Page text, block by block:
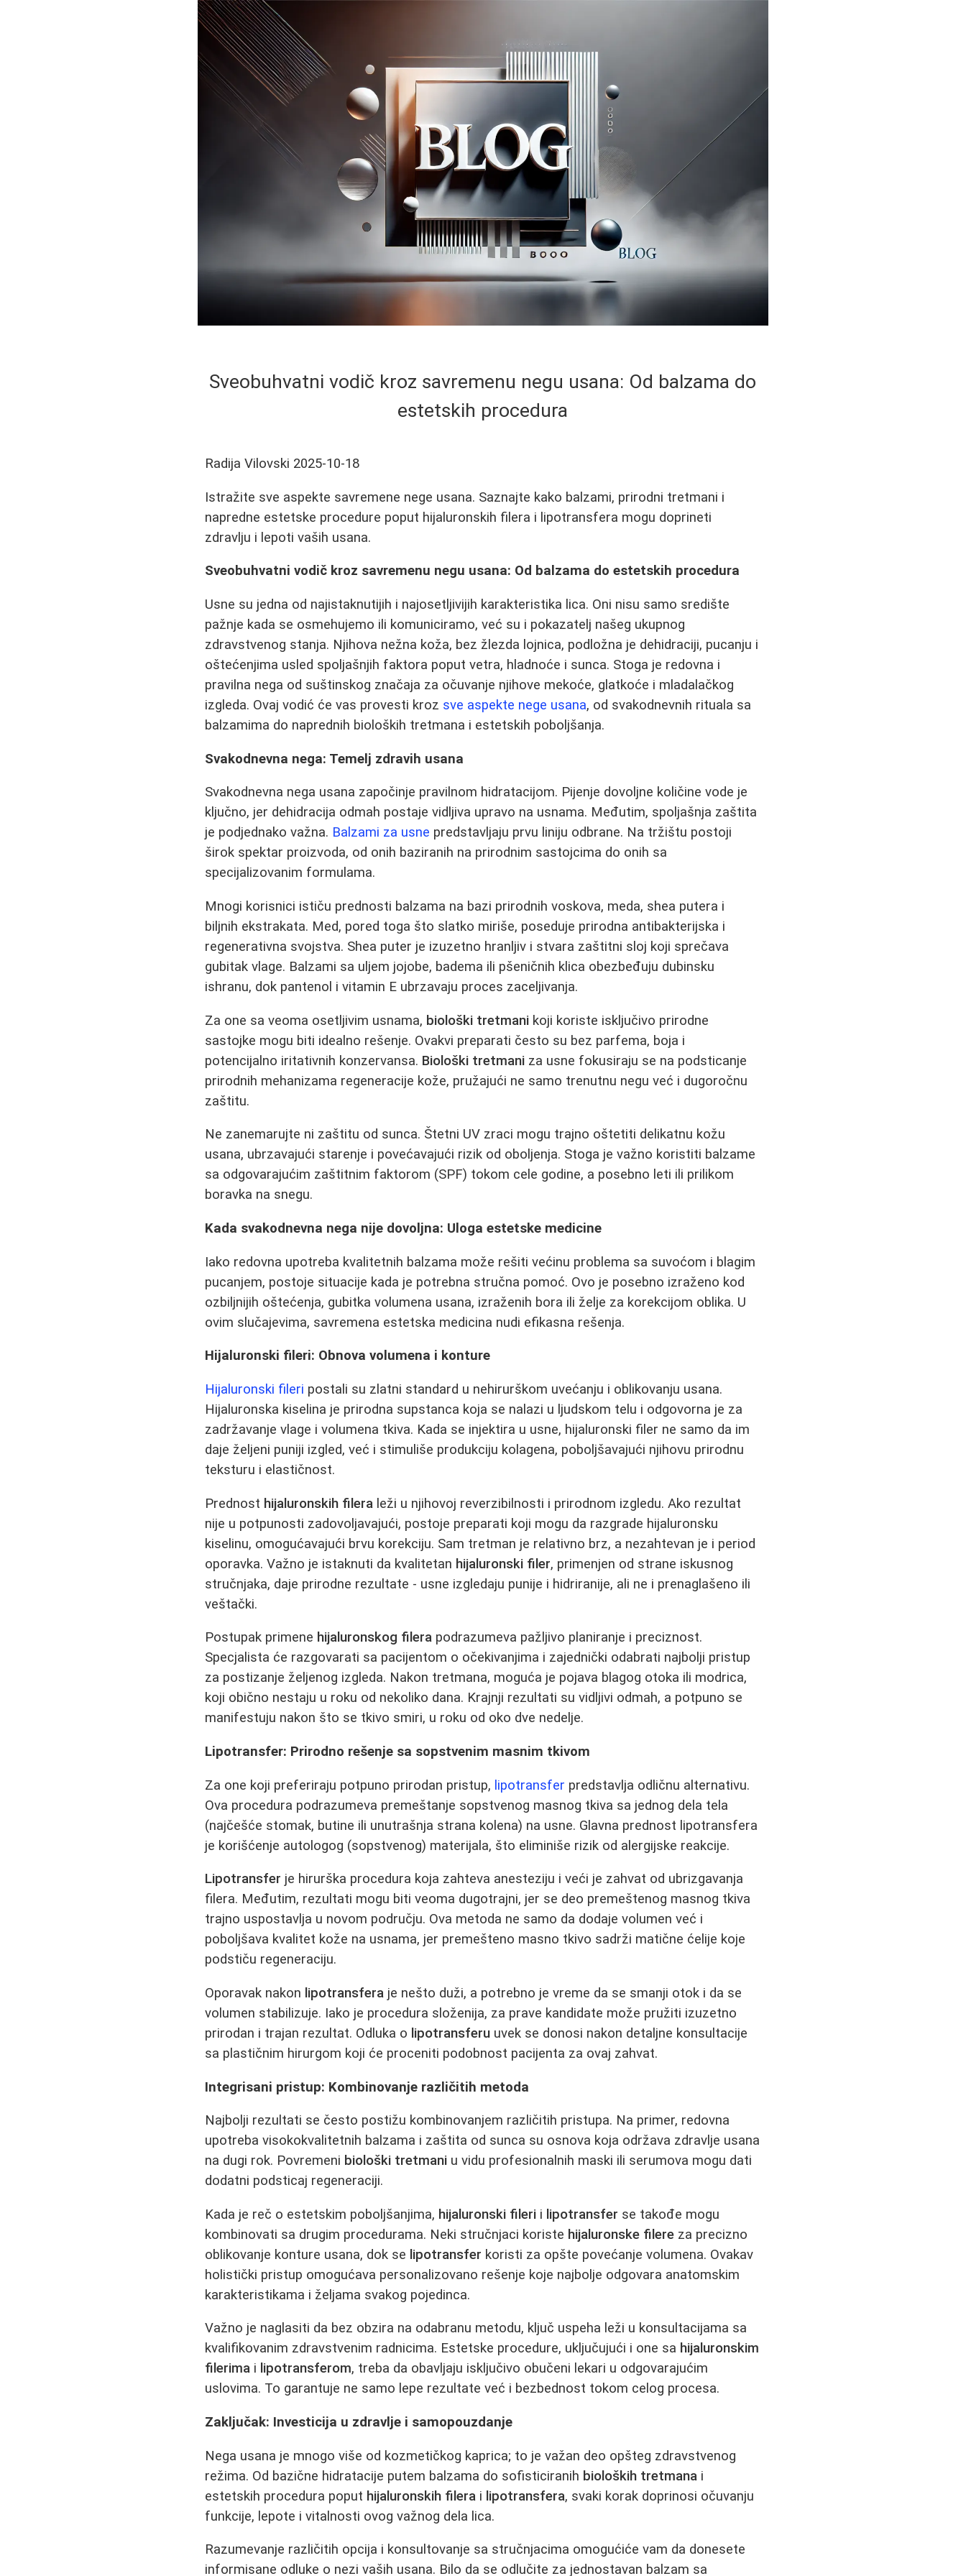
Sveobuhvatni vodič kroz savremenu negu usana: Od balzama do
estetskih procedura
Radija Vilovski 2025-10-18
Istražite sve aspekte savremene nege usana. Saznajte kako balzami, prirodni tretmani i
napredne estetske procedure poput hijaluronskih filera i lipotransfera mogu doprineti
zdravlju i lepoti vaših usana.
Sveobuhvatni vodič kroz savremenu negu usana: Od balzama do estetskih procedura
Usne su jedna od najistaknutijih i najosetljivijih karakteristika lica. Oni nisu samo središte
pažnje kada se osmehujemo ili komuniciramo, već su i pokazatelj našeg ukupnog
zdravstvenog stanja. Njihova nežna koža, bez žlezda lojnica, podložna je dehidraciji, pucanju i
oštećenjima usled spoljašnjih faktora poput vetra, hladnoće i sunca. Stoga je redovna i
pravilna nega od suštinskog značaja za očuvanje njihove mekoće, glatkoće i mladalačkog
izgleda. Ovaj vodić će vas provesti kroz sve aspekte nege usana, od svakodnevnih rituala sa
balzamima do naprednih bioloških tretmana i estetskih poboljšanja.
Svakodnevna nega: Temelj zdravih usana
Svakodnevna nega usana započinje pravilnom hidratacijom. Pijenje dovoljne količine vode je
ključno, jer dehidracija odmah postaje vidljiva upravo na usnama. Međutim, spoljašnja zaštita
je podjednako važna. Balzami za usne predstavljaju prvu liniju odbrane. Na tržištu postoji
širok spektar proizvoda, od onih baziranih na prirodnim sastojcima do onih sa
specijalizovanim formulama.
Mnogi korisnici ističu prednosti balzama na bazi prirodnih voskova, meda, shea putera i
biljnih ekstrakata. Med, pored toga što slatko miriše, poseduje prirodna antibakterijska i
regenerativna svojstva. Shea puter je izuzetno hranljiv i stvara zaštitni sloj koji sprečava
gubitak vlage. Balzami sa uljem jojobe, badema ili pšeničnih klica obezbeđuju dubinsku
ishranu, dok pantenol i vitamin E ubrzavaju proces zaceljivanja.
Za one sa veoma osetljivim usnama, biološki tretmani koji koriste isključivo prirodne
sastojke mogu biti idealno rešenje. Ovakvi preparati često su bez parfema, boja i
potencijalno iritativnih konzervansa. Biološki tretmani za usne fokusiraju se na podsticanje
prirodnih mehanizama regeneracije kože, pružajući ne samo trenutnu negu već i dugoročnu
zaštitu.
Ne zanemarujte ni zaštitu od sunca. Štetni UV zraci mogu trajno oštetiti delikatnu kožu
usana, ubrzavajući starenje i povećavajući rizik od oboljenja. Stoga je važno koristiti balzame
sa odgovarajućim zaštitnim faktorom (SPF) tokom cele godine, a posebno leti ili prilikom
boravka na snegu.
Kada svakodnevna nega nije dovoljna: Uloga estetske medicine
Iako redovna upotreba kvalitetnih balzama može rešiti većinu problema sa suvoćom i blagim
pucanjem, postoje situacije kada je potrebna stručna pomoć. Ovo je posebno izraženo kod
ozbiljnijih oštećenja, gubitka volumena usana, izraženih bora ili želje za korekcijom oblika. U
ovim slučajevima, savremena estetska medicina nudi efikasna rešenja.
Hijaluronski fileri: Obnova volumena i konture
Hijaluronski fileri postali su zlatni standard u nehirurškom uvećanju i oblikovanju usana.
Hijaluronska kiselina je prirodna supstanca koja se nalazi u ljudskom telu i odgovorna je za
zadržavanje vlage i volumena tkiva. Kada se injektira u usne, hijaluronski filer ne samo da im
daje željeni puniji izgled, već i stimuliše produkciju kolagena, poboljšavajući njihovu prirodnu
teksturu i elastičnost.
Prednost hijaluronskih filera leži u njihovoj reverzibilnosti i prirodnom izgledu. Ako rezultat
nije u potpunosti zadovoljavajući, postoje preparati koji mogu da razgrade hijaluronsku
kiselinu, omogućavajući brvu korekciju. Sam tretman je relativno brz, a nezahtevan je i period
oporavka. Važno je istaknuti da kvalitetan hijaluronski filer, primenjen od strane iskusnog
stručnjaka, daje prirodne rezultate - usne izgledaju punije i hidriranije, ali ne i prenaglašeno ili
veštački.
Postupak primene hijaluronskog filera podrazumeva pažljivo planiranje i preciznost.
Specjalista će razgovarati sa pacijentom o očekivanjima i zajednički odabrati najbolji pristup
za postizanje željenog izgleda. Nakon tretmana, moguća je pojava blagog otoka ili modrica,
koji obično nestaju u roku od nekoliko dana. Krajnji rezultati su vidljivi odmah, a potpuno se
manifestuju nakon što se tkivo smiri, u roku od oko dve nedelje.
Lipotransfer: Prirodno rešenje sa sopstvenim masnim tkivom
Za one koji preferiraju potpuno prirodan pristup, lipotransfer predstavlja odličnu alternativu.
Ova procedura podrazumeva premeštanje sopstvenog masnog tkiva sa jednog dela tela
(najčešće stomak, butine ili unutrašnja strana kolena) na usne. Glavna prednost lipotransfera
je korišćenje autologog (sopstvenog) materijala, što eliminiše rizik od alergijske reakcije.
Lipotransfer je hirurška procedura koja zahteva anesteziju i veći je zahvat od ubrizgavanja
filera. Međutim, rezultati mogu biti veoma dugotrajni, jer se deo premeštenog masnog tkiva
trajno uspostavlja u novom području. Ova metoda ne samo da dodaje volumen već i
poboljšava kvalitet kože na usnama, jer premešteno masno tkivo sadrži matične ćelije koje
podstiču regeneraciju.
Oporavak nakon lipotransfera je nešto duži, a potrebno je vreme da se smanji otok i da se
volumen stabilizuje. Iako je procedura složenija, za prave kandidate može pružiti izuzetno
prirodan i trajan rezultat. Odluka o lipotransferu uvek se donosi nakon detaljne konsultacije
sa plastičnim hirurgom koji će proceniti podobnost pacijenta za ovaj zahvat.
Integrisani pristup: Kombinovanje različitih metoda
Najbolji rezultati se često postižu kombinovanjem različitih pristupa. Na primer, redovna
upotreba visokokvalitetnih balzama i zaštita od sunca su osnova koja održava zdravlje usana
na dugi rok. Povremeni biološki tretmani u vidu profesionalnih maski ili serumova mogu dati
dodatni podsticaj regeneraciji.
Kada je reč o estetskim poboljšanjima, hijaluronski fileri i lipotransfer se takođe mogu
kombinovati sa drugim procedurama. Neki stručnjaci koriste hijaluronske filere za precizno
oblikovanje konture usana, dok se lipotransfer koristi za opšte povećanje volumena. Ovakav
holistički pristup omogućava personalizovano rešenje koje najbolje odgovara anatomskim
karakteristikama i željama svakog pojedinca.
Važno je naglasiti da bez obzira na odabranu metodu, ključ uspeha leži u konsultacijama sa
kvalifikovanim zdravstvenim radnicima. Estetske procedure, uključujući i one sa hijaluronskim
filerima i lipotransferom, treba da obavljaju isključivo obučeni lekari u odgovarajućim
uslovima. To garantuje ne samo lepe rezultate već i bezbednost tokom celog procesa.
Zaključak: Investicija u zdravlje i samopouzdanje
Nega usana je mnogo više od kozmetičkog kaprica; to je važan deo opšteg zdravstvenog
režima. Od bazične hidratacije putem balzama do sofisticiranih bioloških tretmana i
estetskih procedura poput hijaluronskih filera i lipotransfera, svaki korak doprinosi očuvanju
funkcije, lepote i vitalnosti ovog važnog dela lica.
Razumevanje različitih opcija i konsultovanje sa stručnjacima omogućiće vam da donesete
informisane odluke o nezi vaših usana. Bilo da se odlučite za jednostavan balzam sa